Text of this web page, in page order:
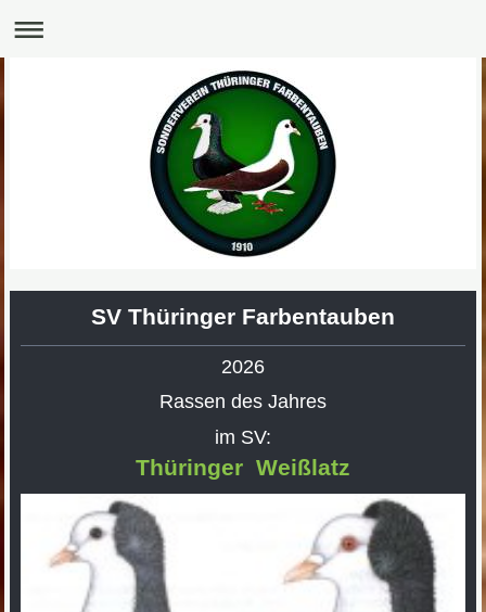
SV Thüringer Farbentauben
2026
Rassen des Jahres
im SV:
Thüringer Weißlatz